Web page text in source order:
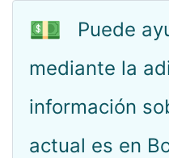
💵
Puede
mediante la
información
actual es en